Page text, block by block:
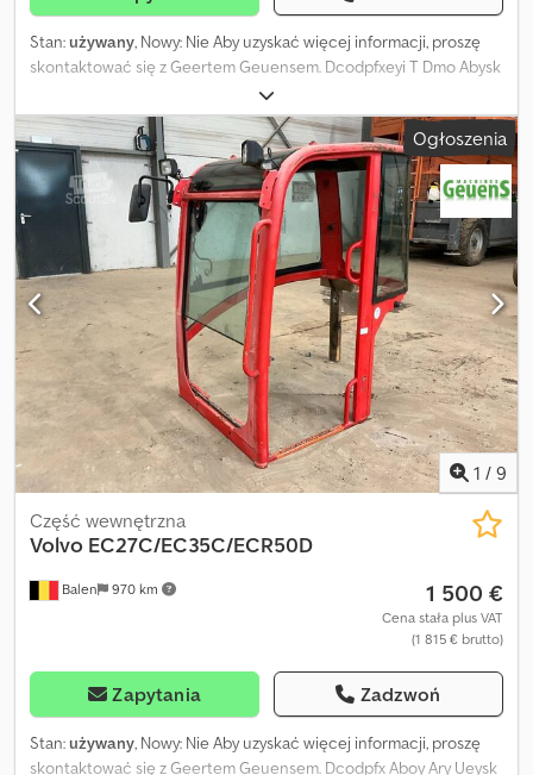
Stan:używany, Nowy: Nie Aby uzyskać więcej informacji, proszę
skontaktować się z Geertem Geuensem. Dcodpfxeyi T Dmo Abysk
Ogłoszenia
1 / 9
Balen 970 km
Część wewnętrzna
Volvo EC27C/EC35C/ECR50D
1 500 €
Cena stała plus VAT
(1 815 € brutto)
Zapytania Zadzwoń
Stan:używany, Nowy: Nie Aby uzyskać więcej informacji, proszę
skontaktować się z Geertem Geuensem. Dcodpfx Aboy Ary Ueysk